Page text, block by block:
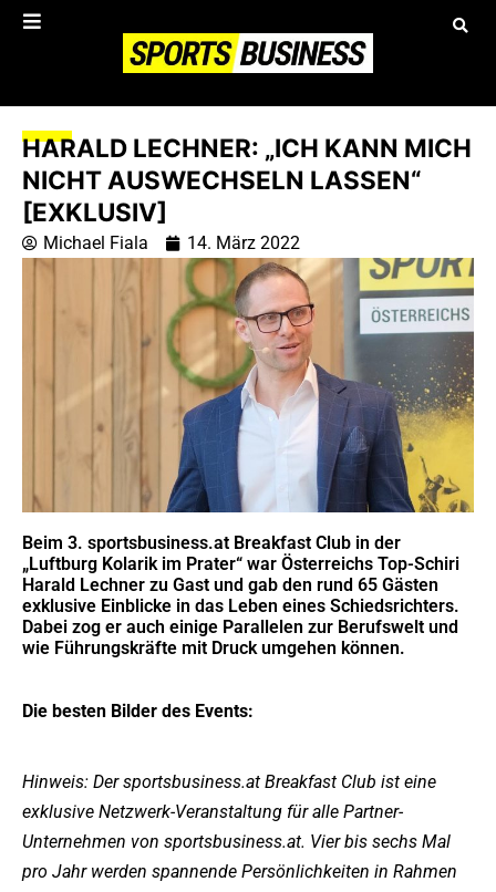
HARALD LECHNER: „ICH KANN MICH
NICHT AUSWECHSELN LASSEN“
[EXKLUSIV]
Michael Fiala 14. März 2022
Beim 3. sportsbusiness.at Breakfast Club in der
„Luftburg Kolarik im Prater“ war Österreichs Top-Schiri
Harald Lechner zu Gast und gab den rund 65 Gästen
exklusive Einblicke in das Leben eines Schiedsrichters.
Dabei zog er auch einige Parallelen zur Berufswelt und
wie Führungskräfte mit Druck umgehen können.
Die besten Bilder des Events:
Hinweis: Der sportsbusiness.at Breakfast Club ist eine
exklusive Netzwerk-Veranstaltung für alle Partner-
Unternehmen von sportsbusiness.at. Vier bis sechs Mal
pro Jahr werden spannende Persönlichkeiten in Rahmen